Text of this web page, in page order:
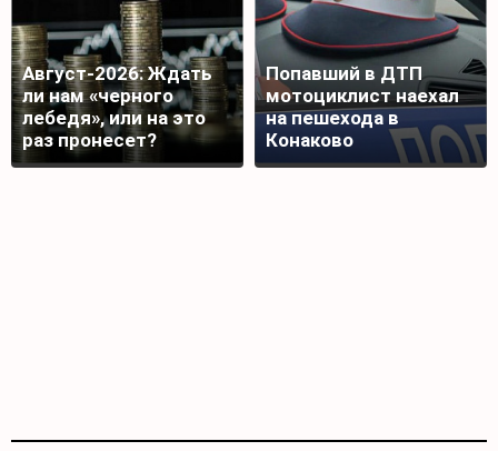
Август-2026: Ждать
ли нам «черного
лебедя», или на это
раз пронесет?
Попавший в ДТП
мотоциклист наехал
на пешехода в
Конаково